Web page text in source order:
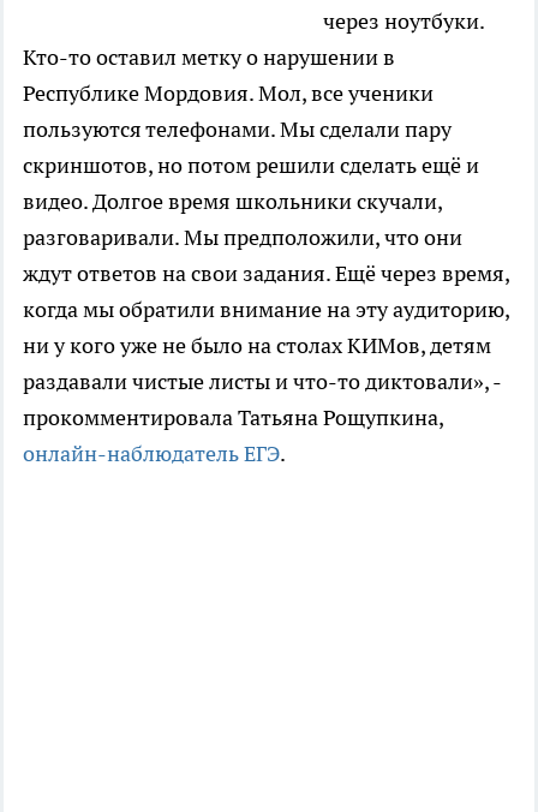
через ноутбуки.
Кто-то оставил метку о нарушении в
Республике Мордовия. Мол, все ученики
пользуются телефонами. Мы сделали пару
скриншотов, но потом решили сделать ещё и
видео. Долгое время школьники скучали,
разговаривали. Мы предположили, что они
ждут ответов на свои задания. Ещё через время,
когда мы обратили внимание на эту аудиторию,
ни у кого уже не было на столах КИМов, детям
раздавали чистые листы и что-то диктовали», -
прокомментировала Татьяна Рощупкина,
онлайн-наблюдатель ЕГЭ.